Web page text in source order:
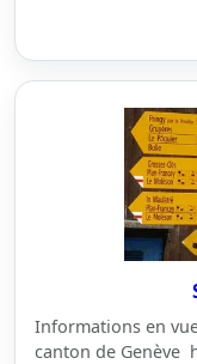
Informations en
canton de Genève